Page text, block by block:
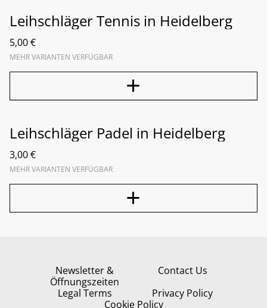
Leihschläger Tennis in Heidelberg
5,00 €
MEHR VARIANTEN VERFÜGBAR
Leihschläger Padel in Heidelberg
3,00 €
MEHR VARIANTEN VERFÜGBAR
Newsletter &
Öffnungszeiten
Contact Us
Legal Terms
Privacy Policy
Cookie Policy